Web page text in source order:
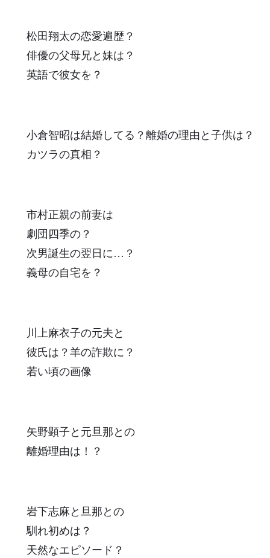
松田翔太の恋愛遍歴？
俳優の父母兄と妹は？
英語で彼女を？
小倉智昭は結婚してる？離婚の理由と子供は？
カツラの真相？
市村正親の前妻は
劇団四季の？
次男誕生の翌日に…？
義母の自宅を？
川上麻衣子の元夫と
彼氏は？羊の詐欺に？
若い頃の画像
矢野顕子と元旦那との
離婚理由は！？
岩下志麻と旦那との
馴れ初めは？
天然なエピソード？